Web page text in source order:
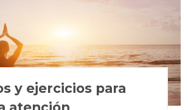
y ejercicios para
atención